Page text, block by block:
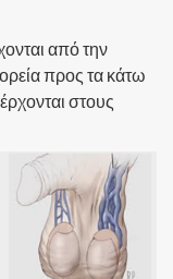
από την
προς τα κάτω
στους